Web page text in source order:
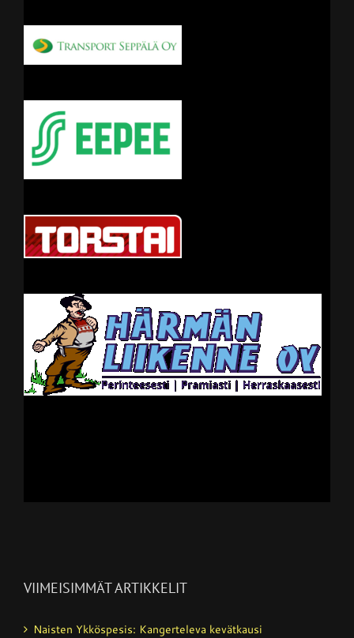
VIIMEISIMMÄT ARTIKKELIT
Naisten Ykköspesis: Kangerteleva kevätkausi